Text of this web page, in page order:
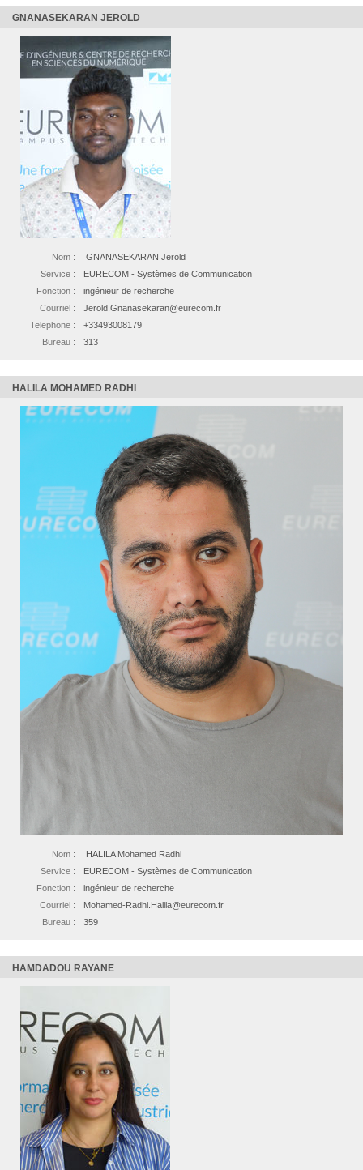
GNANASEKARAN JEROLD
Nom :
GNANASEKARAN Jerold
Service :
EURECOM - Systèmes de Communication
Fonction :
ingénieur de recherche
Courriel :
Jerold.Gnanasekaran@eurecom.fr
Telephone :
+33493008179
Bureau :
313
HALILA MOHAMED RADHI
Nom :
HALILA Mohamed Radhi
Service :
EURECOM - Systèmes de Communication
Fonction :
ingénieur de recherche
Courriel :
Mohamed-Radhi.Halila@eurecom.fr
Bureau :
359
HAMDADOU RAYANE